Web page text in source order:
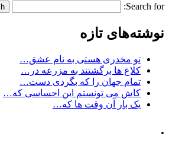
Search for:
نوشته‌های تازه
تو مخدری هستی به نام عشق…
کلاغ ها برگشتند به مزرعه در…
تمام جهان را که بگردی دست…
کاش می تونستم این احساسی که…
یک بار آن وقت ها که…
.